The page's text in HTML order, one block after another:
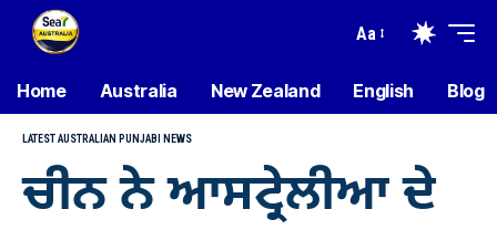
Aa
Home Australia New Zealand English Blog
LATEST AUSTRALIAN PUNJABI NEWS
ਚੀਨ ਨੇ ਆਸਟ੍ਰੇਲੀਆ ਦੇ